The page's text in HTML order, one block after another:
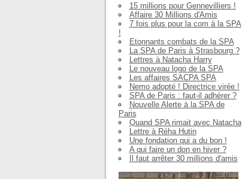
15 millions pour Gennevilliers !
Affaire 30 Millions d'Amis
7 fois plus pour la com à la SPA
!
Etonnants combats de la SPA
La SPA de Paris à Strasbourg ?
Lettres à Natacha Harry
Le nouveau logo de la SPA
Les affaires SACPA SPA
Nemo adopté ! Directrice virée !
SPA de Paris : faut-il adhérer ?
Nouvelle Alerte à la SPA de
Paris
Quand SPA rimait avec Natacha
Lettre à Réha Hutin
Une fondation qui a du bon !
A qui faire un don en hiver ?
Il faut arrêter 30 millions d'amis